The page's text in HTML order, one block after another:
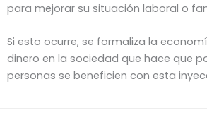
para mejorar su situación laboral o
Si esto ocurre, se formaliza la
dinero en la sociedad que hace que
personas se beneficien con esta